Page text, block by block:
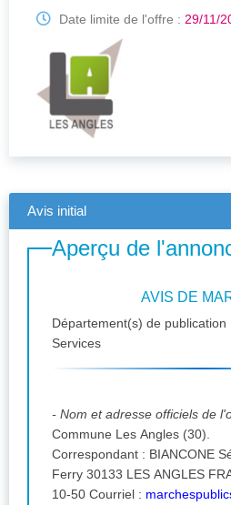
Date limite de l'offre : 29/11/
Avis initial
Aperçu de
AVIS DE
Département(s) de publication
Services
- Nom et adresse officiels de
Commune Les Angles (30).
Correspondant : BIANCONE Séverine,
Ferry 30133 LES ANGLES FRANCE. tél. : 04-90-15-
10-50 Courriel :